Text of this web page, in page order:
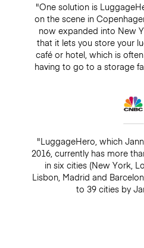
"One solution is
on the scene in
now expanded into New
that it lets you store your
café or hotel, which is
having to go to a storage
"LuggageHero, which
2016, currently has more
in six cities (New York,
Lisbon, Madrid and
to 39 cities by